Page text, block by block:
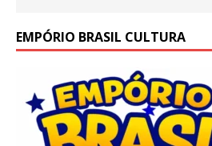
EMPÓRIO BRASIL CULTURA